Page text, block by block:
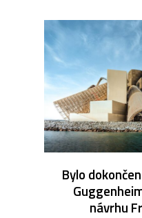
Bylo
návrhu